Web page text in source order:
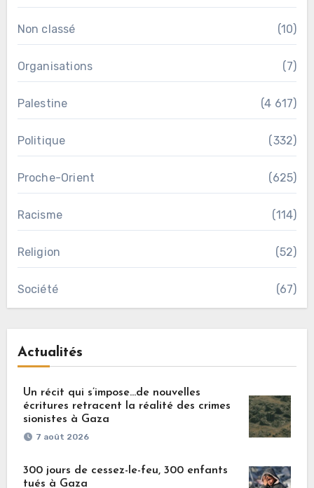
Non classé (10)
Organisations (7)
Palestine (4 617)
Politique (332)
Proche-Orient (625)
Racisme (114)
Religion (52)
Société (67)
Actualités
Un récit qui s’impose…de nouvelles
écritures retracent la réalité des crimes
sionistes à Gaza
7 août 2026
300 jours de cessez-le-feu, 300 enfants
tués à Gaza